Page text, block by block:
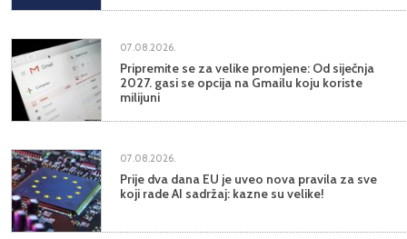
07.08.2026.
Pripremite se za velike promjene: Od siječnja
2027. gasi se opcija na Gmailu koju koriste
milijuni
07.08.2026.
Prije dva dana EU je uveo nova pravila za sve
koji rade AI sadržaj: kazne su velike!